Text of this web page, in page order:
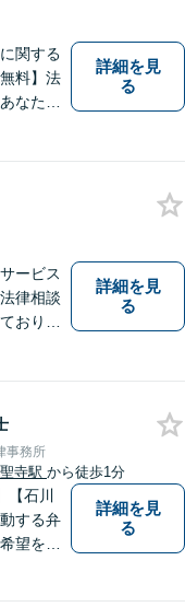
事故、
をお手
関する
料】法
なたの
詳細を見
る
ービス
律相談
おりま
／企業
」【夜
全個
詳細を見
る
事務所
寺駅 から徒歩1分
【石川
する弁
望を尊
詳細を見
る